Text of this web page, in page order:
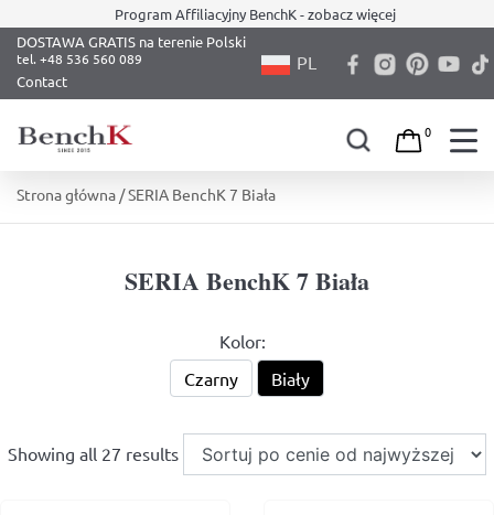
content
Program Affiliacyjny BenchK - zobacz więcej
DOSTAWA GRATIS na terenie Polski
Contact
PL
0
Strona główna / SERIA BenchK 7 Biała
SERIA BenchK 7 Biała
Kolor:
Czarny
Biały
Showing all 27 results